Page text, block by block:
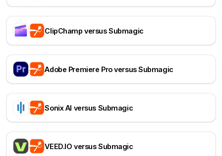
ClipChamp versus Submagic
Adobe Premiere Pro versus Submagic
Sonix AI versus Submagic
VEED.IO versus Submagic